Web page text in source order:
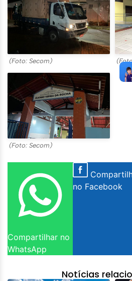
(Foto: Secom)
(Foto: Secom)
Compartilhar no
WhatsApp
no Facebook
Notícias